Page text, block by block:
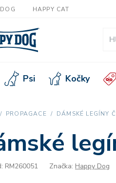
HAPPY CAT
Psi Kočky
PROPAGACE DÁMSKÉ LEGÍNY
RM260051 Značka: Happy Dog